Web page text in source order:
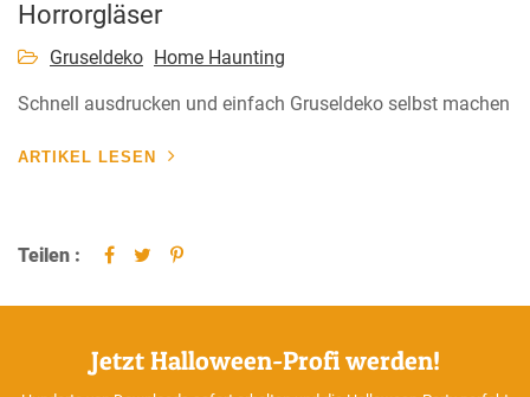
Horrorgläser
Gruseldeko Home Haunting
Schnell ausdrucken und einfach Gruseldeko selbst machen
ARTIKEL LESEN
Teilen :
Jetzt Halloween-Profi werden!